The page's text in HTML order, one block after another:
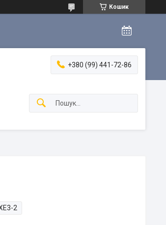
Кошик
+380 (99) 441-72-86
2